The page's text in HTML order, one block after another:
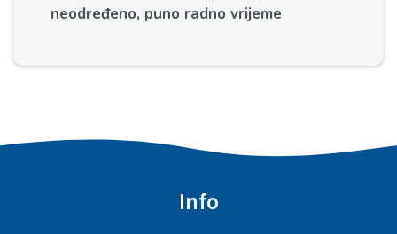
neodređeno, puno radno vrijeme
Info